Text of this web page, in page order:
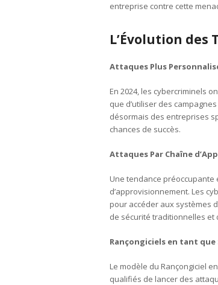
entreprise contre cette
L’Évolution des
Attaques Plus
En 2024, les cybercriminels
que d’utiliser des
désormais des entreprises
chances de succès.
Attaques Par Chaîne
Une tendance préoccupante
d’approvisionnement. Les
pour accéder aux systèmes
de sécurité traditionnelles
Rançongiciels en tant que
Le modèle du Rançongiciel
qualifiés de lancer des